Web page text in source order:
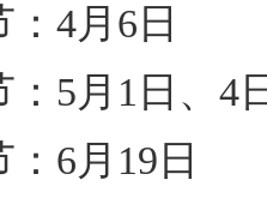
4月6日
：5月1日、4
6月19日